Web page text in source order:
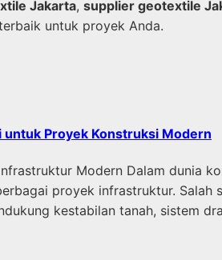
Jakarta, supplier geotextile
untuk proyek Anda.
untuk Proyek Konstruksi Modern
Modern Dalam dunia
proyek infrastruktur.
kestabilan tanah, sistem